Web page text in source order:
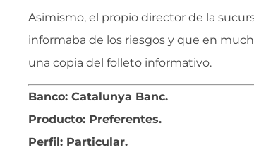
Asimismo, el propio director de la
informaba de los riesgos y que en
una copia del folleto informativo.
Banco: Catalunya Banc.
Producto: Preferentes.
Perfil: Particular.